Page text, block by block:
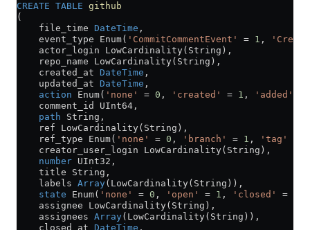
CREATE TABLE github
(
    file_time
DateTime ,
    event_type Enum(
'CommitCommentEvent' = 1 ,
    actor_login LowCardinality(String),
    repo_name LowCardinality(String),
    created_at
DateTime ,
    updated_at
DateTime ,
    action
Enum( 'none' = 0 , 'created' = 1 , 'added'
    comment_id UInt64,
    path
String,
    ref LowCardinality(String),
    ref_type Enum(
'none' = 0 , 'branch' = 1 , 'tag'
    creator_user_login LowCardinality(String),
    number
UInt32,
    title String,
    labels
Array(LowCardinality(String)),
    state
Enum( 'none' = 0 , 'open' = 1 , 'closed' =
    assignee LowCardinality(String),
    assignees
Array(LowCardinality(String)),
    closed_at
DateTime ,